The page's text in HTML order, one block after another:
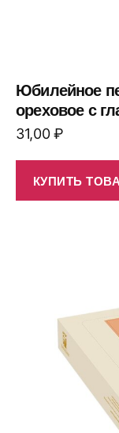
Юбилейное
ореховое с
31,00₽
КУПИТЬ